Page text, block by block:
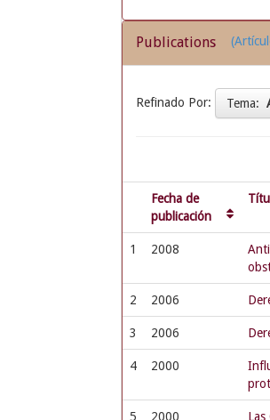
Publications
Refinado Por: Tema:
Fecha de
publicación
1 2008
2 2006
3 2006
4 2000
5 2000